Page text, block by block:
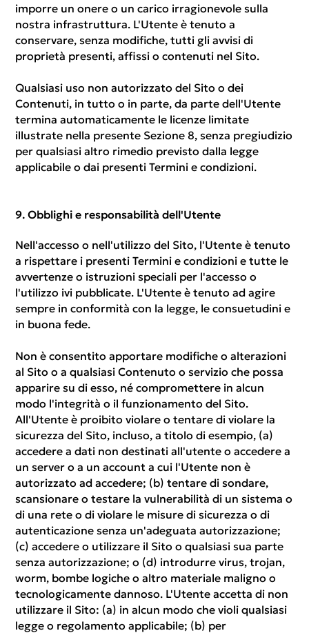
imporre un onere o un carico irragionevole sulla
nostra infrastruttura. L'Utente è tenuto a
conservare, senza modifiche, tutti gli avvisi di
proprietà presenti, affissi o contenuti nel Sito.
Qualsiasi uso non autorizzato del Sito o dei
Contenuti, in tutto o in parte, da parte dell'Utente
termina automaticamente le licenze limitate
illustrate nella presente Sezione 8, senza pregiudizio
per qualsiasi altro rimedio previsto dalla legge
applicabile o dai presenti Termini e condizioni.
Obblighi e responsabilità dell'Utente
Nell'accesso o nell'utilizzo del Sito, l'Utente è tenuto
a rispettare i presenti Termini e condizioni e tutte le
avvertenze o istruzioni speciali per l'accesso o
l'utilizzo ivi pubblicate. L'Utente è tenuto ad agire
sempre in conformità con la legge, le consuetudini e
in buona fede.
Non è consentito apportare modifiche o alterazioni
al Sito o a qualsiasi Contenuto o servizio che possa
apparire su di esso, né compromettere in alcun
modo l'integrità o il funzionamento del Sito.
All'Utente è proibito violare o tentare di violare la
sicurezza del Sito, incluso, a titolo di esempio, (a)
accedere a dati non destinati all'utente o accedere a
un server o a un account a cui l'Utente non è
autorizzato ad accedere; (b) tentare di sondare,
scansionare o testare la vulnerabilità di un sistema o
di una rete o di violare le misure di sicurezza o di
autenticazione senza un'adeguata autorizzazione;
(c) accedere o utilizzare il Sito o qualsiasi sua parte
senza autorizzazione; o (d) introdurre virus, trojan,
worm, bombe logiche o altro materiale maligno o
tecnologicamente dannoso. L'Utente accetta di non
utilizzare il Sito: (a) in alcun modo che violi qualsiasi
legge o regolamento applicabile; (b) per